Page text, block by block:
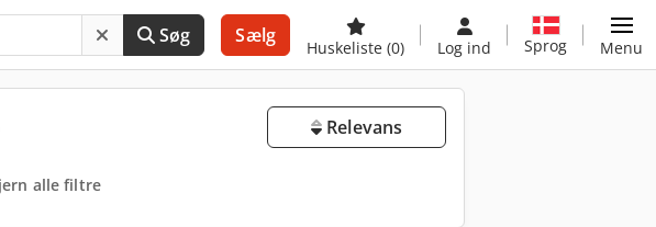
Søg Sælg
Huskeliste (0) Log ind Sprog Menu
Relevans
alle filtre